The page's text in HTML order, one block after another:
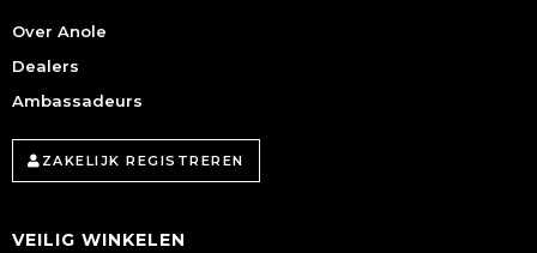
Over Anole
Dealers
Ambassadeurs
ZAKELIJK REGISTREREN
VEILIG WINKELEN